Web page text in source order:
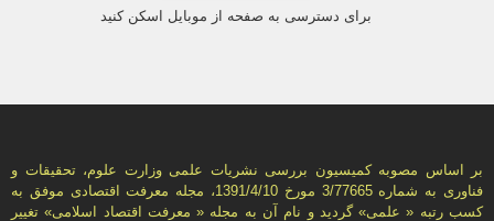
برای دسترسی به صفحه از موبایل اسکن کنید
بر اساس مصوبه کمیسیون بررسی نشریات علمی وزارت علوم، تحقیقات و
فناوری به شماره 3/77665 مورخ 1391/4/10، مجله معرفت اقتصادی موفق به
کسب رتبه « علمی» گردید و نام آن به مجله « معرفت اقتصاد اسلامی» تغییر